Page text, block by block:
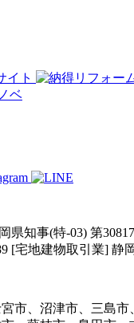
県知事(特-03) 第
[宅地建物取引業] 静
市、沼津市、三島